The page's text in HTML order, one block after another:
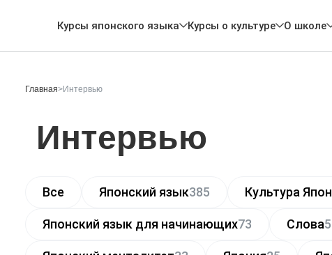
Курсы японского языка Курсы о культуре О школе
Главная>Интервью
Интервью
Все Японский язык385 Культура
Японский язык для начинающих73 Слова